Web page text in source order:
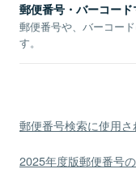
郵便番号・バーコー
郵便番号や、バーコー
す。
郵便番号検索に使用
2025年度版郵便番号